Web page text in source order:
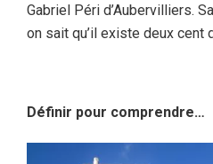
Gabriel Péri d’Aubervilliers.
on sait qu’il existe deux cent
Définir pour comprendre…